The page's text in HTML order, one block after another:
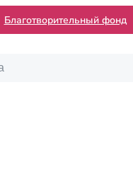
Благотворительный фонд